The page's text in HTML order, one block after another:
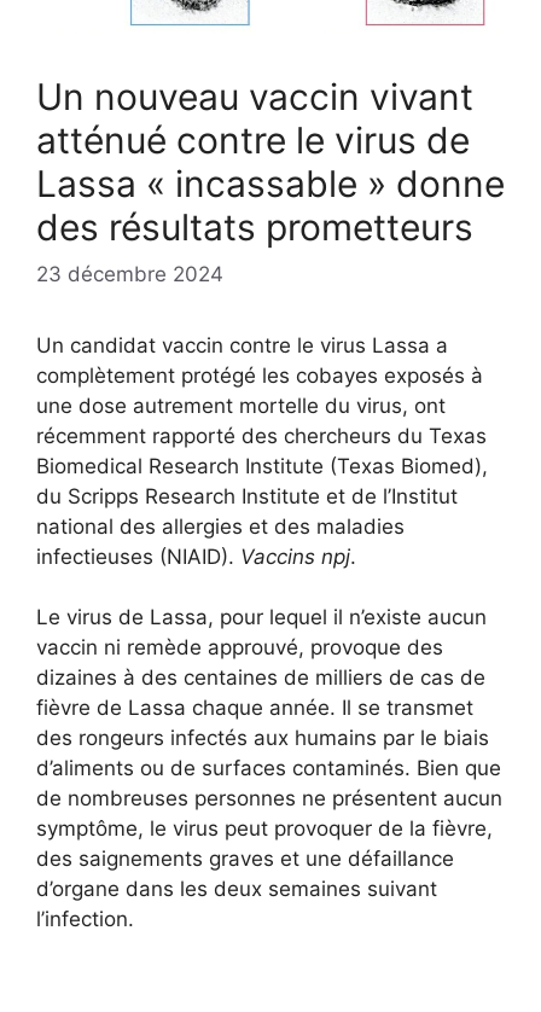
Un nouveau vaccin vivant
atténué contre le virus de
Lassa « incassable » donne
des résultats prometteurs
23 décembre 2024
Un candidat vaccin contre le virus Lassa a
complètement protégé les cobayes exposés à
une dose autrement mortelle du virus, ont
récemment rapporté des chercheurs du Texas
Biomedical Research Institute (Texas Biomed),
du Scripps Research Institute et de l’Institut
national des allergies et des maladies
infectieuses (NIAID). Vaccins npj.
Le virus de Lassa, pour lequel il n’existe aucun
vaccin ni remède approuvé, provoque des
dizaines à des centaines de milliers de cas de
fièvre de Lassa chaque année. Il se transmet
des rongeurs infectés aux humains par le biais
d’aliments ou de surfaces contaminés. Bien que
de nombreuses personnes ne présentent aucun
symptôme, le virus peut provoquer de la fièvre,
des saignements graves et une défaillance
d’organe dans les deux semaines suivant
l’infection.